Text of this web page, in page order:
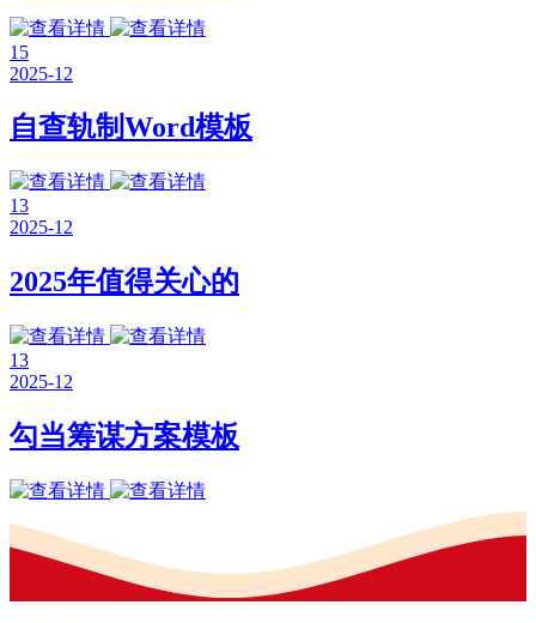
15
2025-12
自查轨制Word模板
13
2025-12
2025年值得关心的
13
2025-12
勾当筹谋方案模板